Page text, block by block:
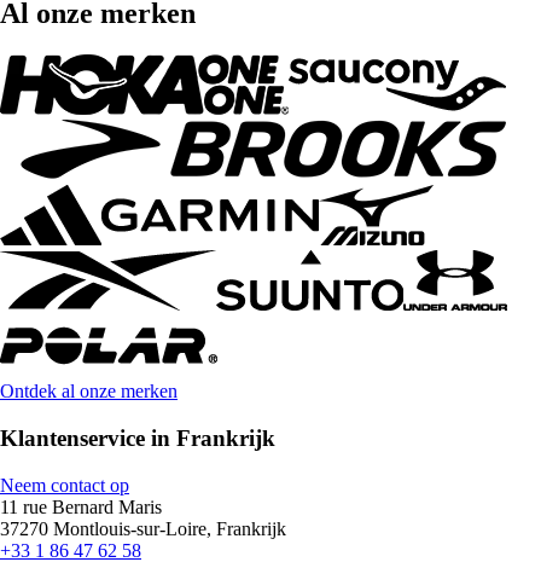
Al onze merken
Ontdek al onze merken
Klantenservice in Frankrijk
Neem contact op
11 rue Bernard Maris
37270 Montlouis-sur-Loire, Frankrijk
+33 1 86 47 62 58